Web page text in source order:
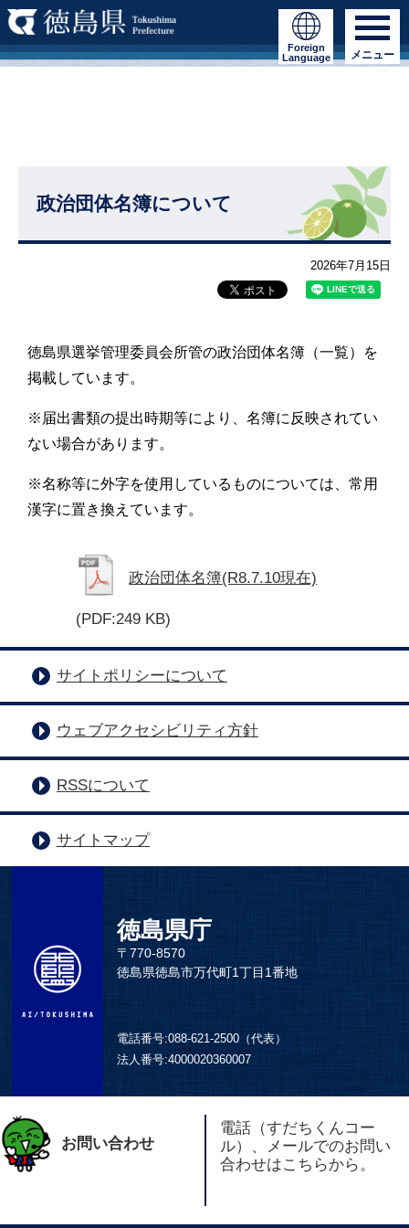
Foreign
Language
メニュー
政治団体名簿について
2026年7月15日
徳島県選挙管理委員会所管の政治団体名簿（一覧）を
掲載しています。
※届出書類の提出時期等により、名簿に反映されてい
ない場合があります。
※名称等に外字を使用しているものについては、常用
漢字に置き換えています。
政治団体名簿(R8.7.10現在)
(PDF:249 KB)
サイトポリシーについて
ウェブアクセシビリティ方針
RSSについて
サイトマップ
徳島県庁
〒770-8570
徳島県徳島市万代町1丁目1番地
電話番号:088-621-2500（代表）
法人番号:4000020360007
お問い合わせ
電話（すだちくんコー
ル）、メールでのお問い
合わせはこちらから。